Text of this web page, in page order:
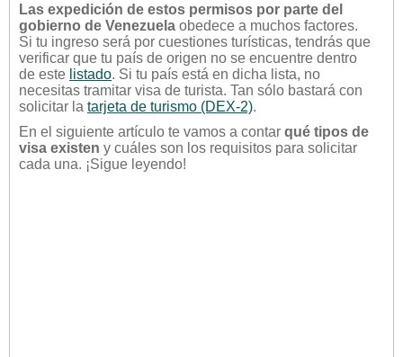
Las expedición de estos permisos por parte del
gobierno de Venezuela obedece a muchos factores.
Si tu ingreso será por cuestiones turísticas, tendrás que
verificar que tu país de origen no se encuentre dentro
de este listado. Si tu país está en dicha lista, no
necesitas tramitar visa de turista. Tan sólo bastará con
solicitar la tarjeta de turismo (DEX-2).
En el siguiente artículo te vamos a contar qué tipos de
visa existen y cuáles son los requisitos para solicitar
cada una. ¡Sigue leyendo!